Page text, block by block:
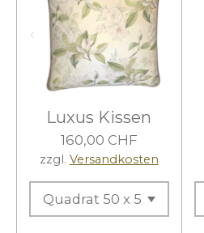
Luxus Kissen
160,00 CHF
zzgl. Versandkosten